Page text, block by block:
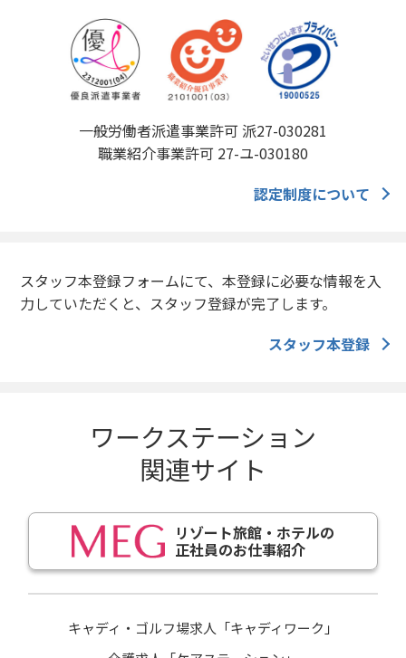
一般労働者派遣事業許可 派27-030281
職業紹介事業許可 27-ユ-030180
認定制度について
スタッフ本登録フォームにて、本登録に必要な情報を入
力していただくと、スタッフ登録が完了します。
スタッフ本登録
ワークステーション
関連サイト
リゾート旅館・ホテルの
正社員のお仕事紹介
キャディ・ゴルフ場求人「キャディワーク」